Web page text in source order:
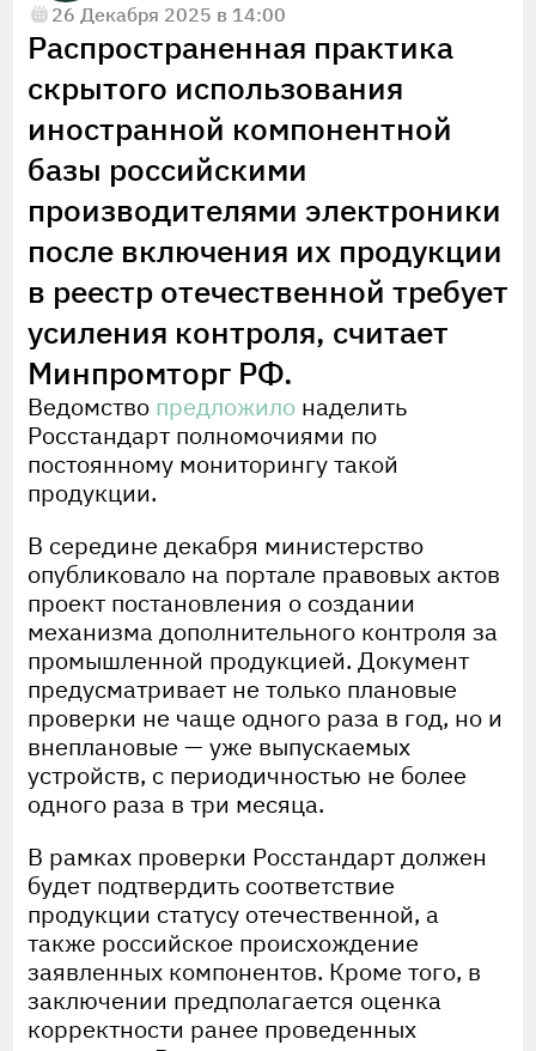
26 Декабря 2025 в 14:00
Распространенная практика
скрытого использования
иностранной компонентной
базы российскими
производителями электроники
после включения их продукции
в реестр отечественной требует
усиления контроля, считает
Минпромторг РФ.
Ведомство предложило наделить
Росстандарт полномочиями по
постоянному мониторингу такой
продукции.
В середине декабря министерство
опубликовало на портале правовых актов
проект постановления о создании
механизма дополнительного контроля за
промышленной продукцией. Документ
предусматривает не только плановые
проверки не чаще одного раза в год, но и
внеплановые — уже выпускаемых
устройств, с периодичностью не более
одного раза в три месяца.
В рамках проверки Росстандарт должен
будет подтвердить соответствие
продукции статусу отечественной, а
также российское происхождение
заявленных компонентов. Кроме того, в
заключении предполагается оценка
корректности ранее проведенных